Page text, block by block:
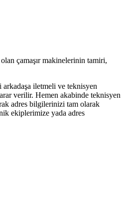
çamaşır makinelerinin tamiri,
iletmeli ve teknisyen
verilir. Hemen akabinde teknisyen
adres bilgilerinizi tam olarak
ekiplerimize yada adres